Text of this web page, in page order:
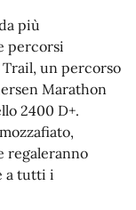
più
percorsi
un percorso
Marathon
2400 D+.
regaleranno
a tutti i